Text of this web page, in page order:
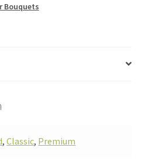
Bouquets
,Classic, Premium